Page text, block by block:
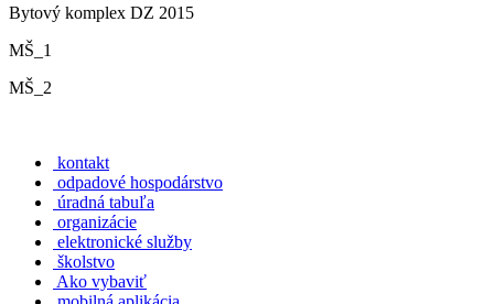
Bytový komplex DZ 2015
MŠ_1
MŠ_2
kontakt
odpadové hospodárstvo
úradná tabuľa
organizácie
elektronické služby
školstvo
Ako vybaviť